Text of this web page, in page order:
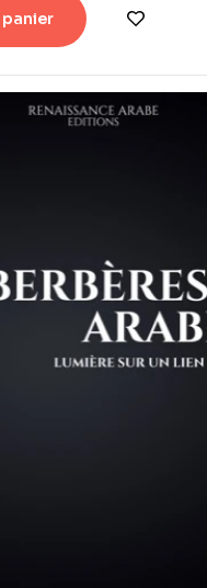
12 000 soldats, depuis le
de l’Espagne
partie de cet
une étude qui n’a
Berbère ? C’est grâce à
plus d’une centaine
siècle que nous allons